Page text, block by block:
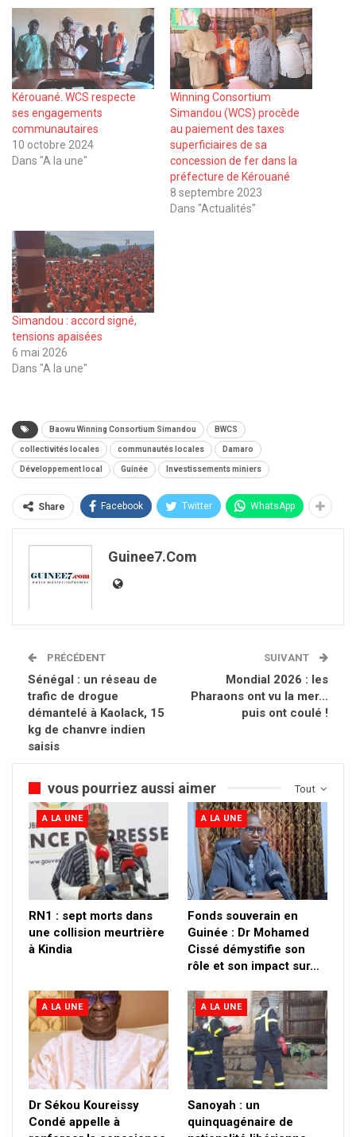
Kérouané. WCS respecte
ses engagements
communautaires
10 octobre 2024
Dans "A la une"
Winning Consortium
Simandou (WCS) procède
au paiement des taxes
superficiaires de sa
concession de fer dans la
préfecture de Kérouané
8 septembre 2023
Dans "Actualités"
Simandou : accord signé,
tensions apaisées
6 mai 2026
Dans "A la une"
Baowu Winning Consortium Simandou BWCS
collectivités locales communautés locales Damaro
Développement local Guinée Investissements miniers
Share Facebook Twitter WhatsApp
Guinee7.com
PRÉCÉDENT
Sénégal : un réseau de
trafic de drogue
démantelé à Kaolack, 15
kg de chanvre indien
saisis
SUIVANT
Mondial 2026 : les
Pharaons ont vu la mer…
puis ont coulé !
Tout
vous pourriez aussi aimer
A LA UNE
RN1 : sept morts dans
une collision meurtrière
à Kindia
A LA UNE
Fonds souverain en
Guinée : Dr Mohamed
Cissé démystifie son
rôle et son impact sur…
A LA UNE
Dr Sékou Koureissy
Condé appelle à
A LA UNE
Sanoyah : un
quinquagénaire de